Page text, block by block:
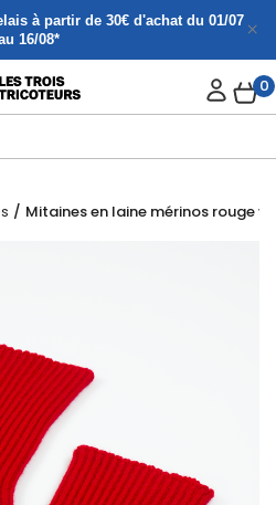
à partir de 30€ d'achat du 01/07
16/08*
0
Mitaines en laine mérinos rouge vif